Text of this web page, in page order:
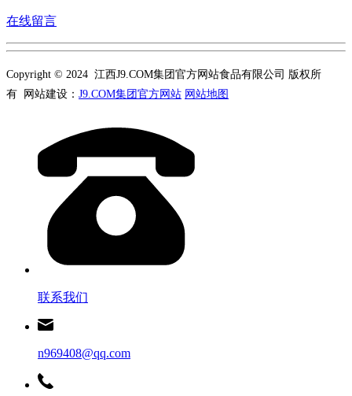
在线留言
Copyright © 2024 江西J9.COM集团官方网站食品有限公司 版权所
有 网站建设： J9.COM集团官方网站 网站地图
联系我们
n969408@qq.com